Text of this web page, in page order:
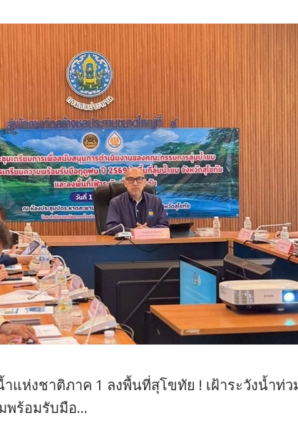
แห่งชาติภาค 1 ลงพื้นที่สุโขทัย ! เฝ้าระวังน้ำท่ว
พร้อมรับมือ…